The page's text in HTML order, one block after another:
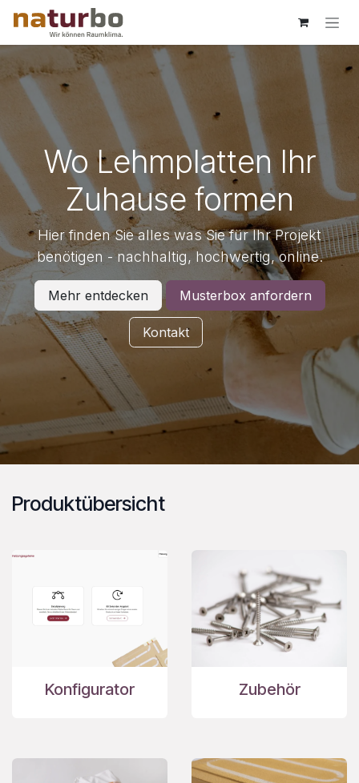
Zum Inhalt springen
Wo Lehmplatten Ihr
Zuhause formen
Hier finden Sie alles was Sie für Ihr Projekt
benötigen - nachhaltig, hochwertig, online.
Mehr entdecken Musterbox anfordern
Kontakt
Produktübersicht
Konfigurator Zubehör